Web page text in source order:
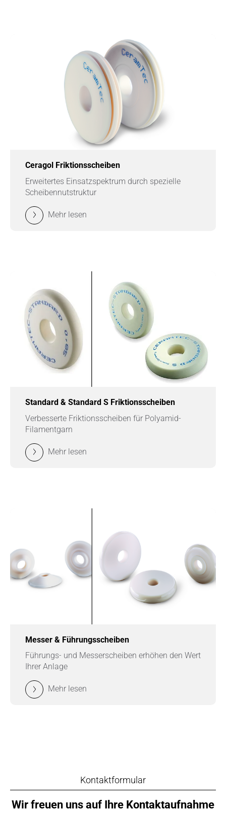
Ceragol Friktionsscheiben
Erweitertes Einsatzspektrum durch spezielle
Scheibennutstruktur
Mehr lesen
Standard & Standard S Friktionsscheiben
Verbesserte Friktionsscheiben für Polyamid-
Filamentgarn
Mehr lesen
Messer & Führungsscheiben
Führungs- und Messerscheiben erhöhen den Wert
Ihrer Anlage
Mehr lesen
Kontaktformular
Wir freuen uns auf Ihre Kontaktaufnahme